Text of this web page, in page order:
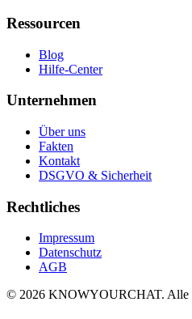
Ressourcen
Blog
Hilfe-Center
Unternehmen
Über uns
Fakten
Kontakt
DSGVO & Sicherheit
Rechtliches
Impressum
Datenschutz
AGB
© 2026 KNOWYOURCHAT. Alle